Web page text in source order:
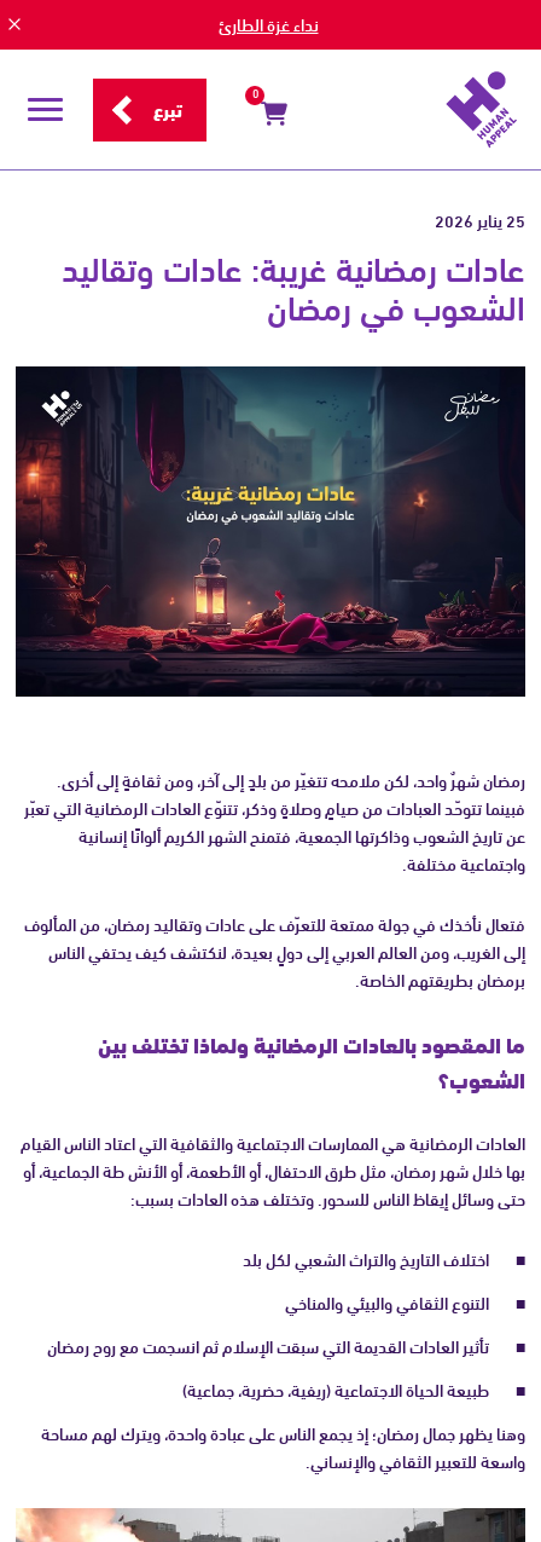
نداء غزة الطارئ
0 تبرع
قائمة
25 يناير 2026
عادات رمضانية غريبة: عادات وتقاليد
الشعوب في رمضان
رمضان شهرٌ واحد، لكن ملامحه تتغيّر من بلدٍ إلى آخر، ومن ثقافةٍ إلى أخرى.
فبينما تتوحّد العبادات من صيامٍ وصلاةٍ وذكر، تتنوّع العادات الرمضانية التي تعبّر
عن تاريخ الشعوب وذاكرتها الجمعية، فتمنح الشهر الكريم ألوانًا إنسانية
واجتماعية مختلفة.
فتعال نأخذك في جولة ممتعة للتعرّف على عادات وتقاليد رمضان، من المألوف
إلى الغريب، ومن العالم العربي إلى دولٍ بعيدة، لنكتشف كيف يحتفي الناس
برمضان بطريقتهم الخاصة.
ما المقصود بالعادات الرمضانية ولماذا تختلف بين
الشعوب؟
العادات الرمضانية هي الممارسات الاجتماعية والثقافية التي اعتاد الناس القيام
بها خلال شهر رمضان، مثل طرق الاحتفال، أو الأطعمة، أو الأنش طة الجماعية، أو
حتى وسائل إيقاظ الناس للسحور. وتختلف هذه العادات بسبب:
اختلاف التاريخ والتراث الشعبي لكل بلد
التنوع الثقافي والبيئي والمناخي
تأثير العادات القديمة التي سبقت الإسلام ثم انسجمت مع روح رمضان
طبيعة الحياة الاجتماعية (ريفية، حضرية، جماعية)
وهنا يظهر جمال رمضان؛ إذ يجمع الناس على عبادة واحدة، ويترك لهم مساحة
واسعة للتعبير الثقافي والإنساني.